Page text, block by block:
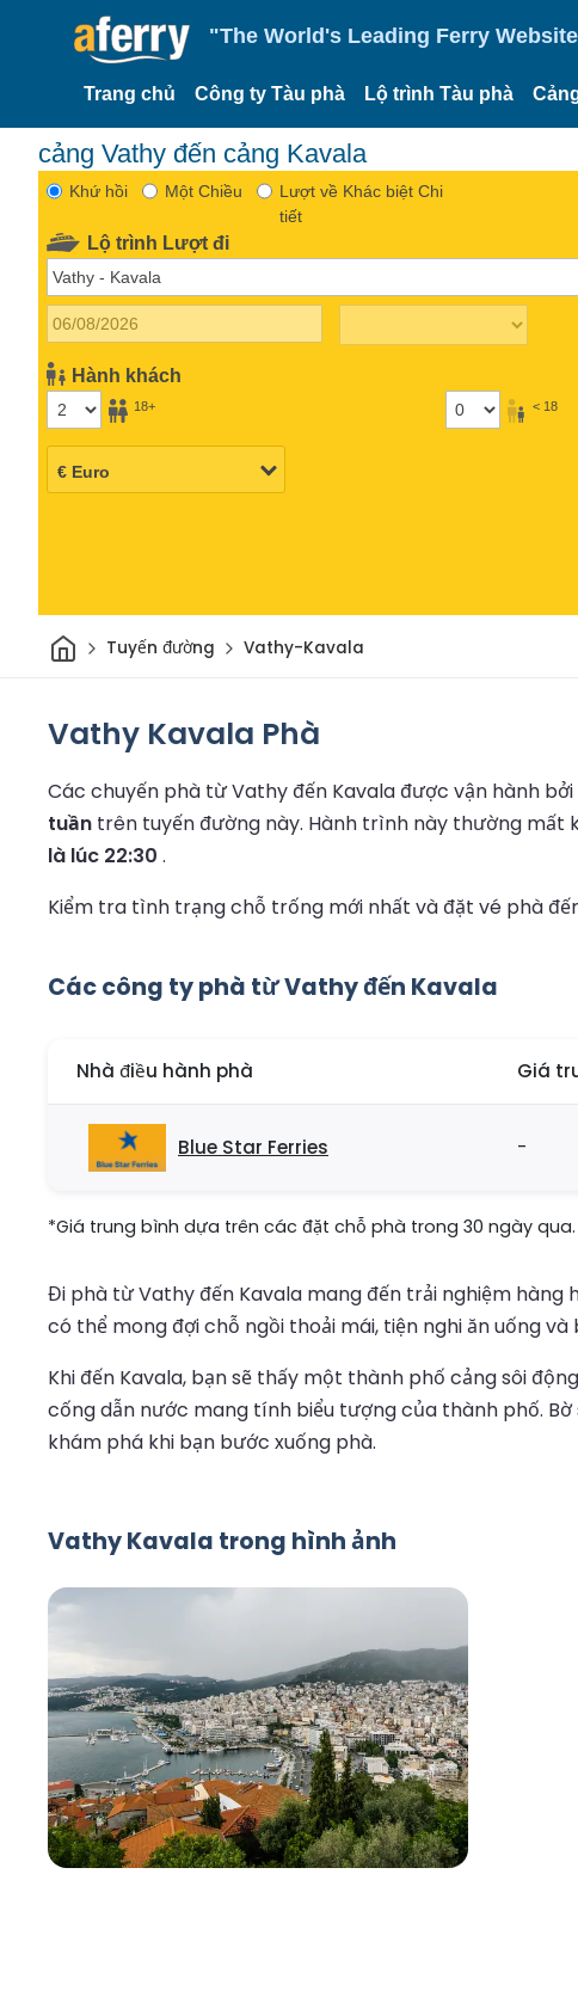
"The World's Leading Ferry
Trang chủ Công ty Tàu phà Lộ trình Tàu phà
cảng Vathy đến cảng Kavala
Khứ hồi Một Chiều
Lượt về Khác biệt Chi
tiết
Lộ trình Lượt đi
Hành khách
18+ < 18
Trang chủ
Tuyến đường Vathy-Kavala
Vathy Kavala Phà
Các chuyến phà từ Vathy đến Kavala được vận hành bởi
tuần trên tuyến đường này. Hành trình này thường mất
là lúc 22:30 .
Kiểm tra tình trạng chỗ trống mới nhất và đặt vé phà
Các công ty phà từ Vathy đến Kavala
Nhà điều hành phà Giá
Blue Star Ferries -
*Giá trung bình dựa trên các đặt chỗ phà trong 30 ngày qua.
Đi phà từ Vathy đến Kavala mang đến trải nghiệm hàng
có thể mong đợi chỗ ngồi thoải mái, tiện nghi ăn uống
Khi đến Kavala, bạn sẽ thấy một thành phố cảng sôi
cống dẫn nước mang tính biểu tượng của thành phố.
khám phá khi bạn bước xuống phà.
Vathy Kavala trong hình ảnh